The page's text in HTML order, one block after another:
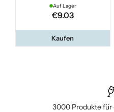
Auf Lager
€9.03
Kaufen
3000 Produkte für